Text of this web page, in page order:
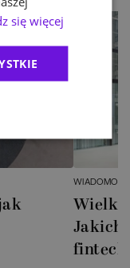
Jakich
się więcej